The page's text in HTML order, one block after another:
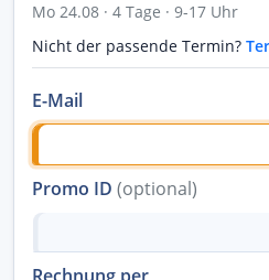
Mo 24.08 · 4 Tage · 9-17 Uhr
Nicht der passende Termin?
E-Mail
Promo ID (optional)